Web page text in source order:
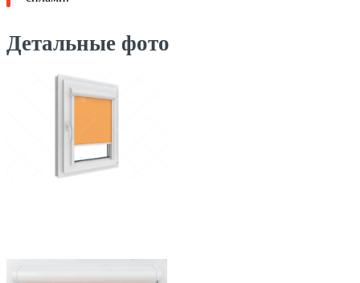
Детальные фото